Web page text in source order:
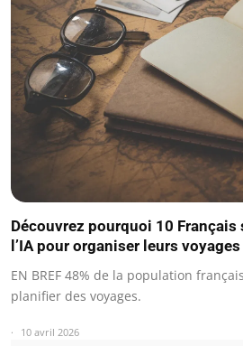
Découvrez pourquoi 10
l’IA pour organiser leurs voyages
EN BREF 48% de la population
planifier des voyages.
10 avril 2026